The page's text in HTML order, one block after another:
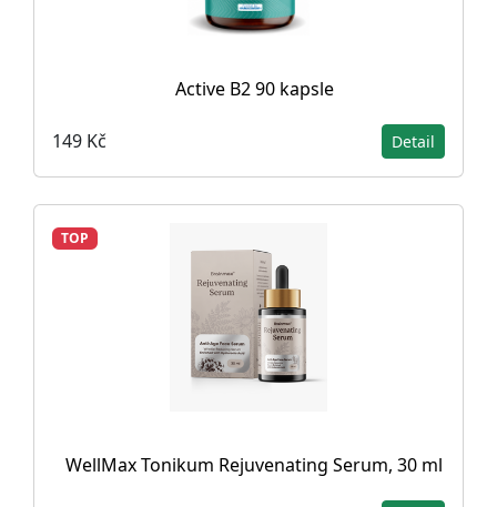
Active B2 90 kapsle
149 Kč Detail
TOP
WellMax Tonikum Rejuvenating Serum, 30 ml